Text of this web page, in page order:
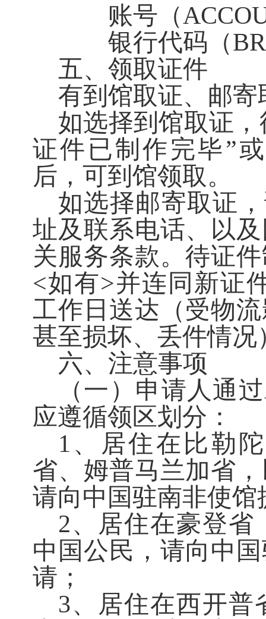
账号（
银行代码（
五、领取证件
有到馆取证、邮
如选择到馆取证，
证件已制作完毕”
后，可到馆领取。
如选择邮寄取证
址及联系电话、以
关服务条款。待证
<如有>并连同新证
工作日送达（受物
甚至损坏、丢件情况
六、注意事项
（一）申请人通过
应遵循领区划分：
1、居住在比勒
省、姆普马兰加省
请向中国驻南非使馆
2、居住在豪登省
中国公民，请向中
请；
3、居住在西开普